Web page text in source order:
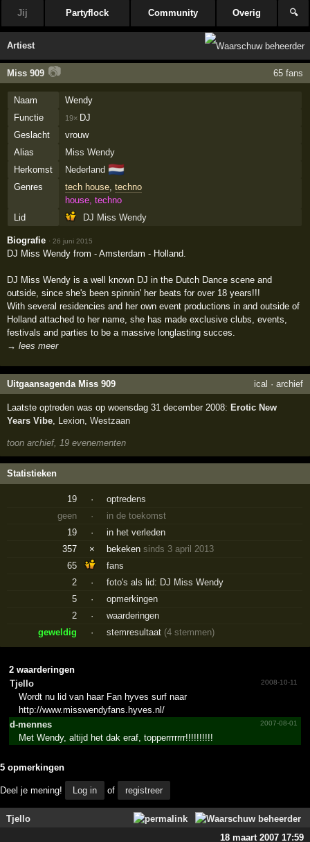
Jij Partyflock Community Overig 🔍
Artiest
Miss 909 📷 65 fans
Naam
Wendy
Functie
19× DJ
Geslacht
vrouw
Alias
Miss Wendy
Herkomst
Nederland 🇳🇱
Genres tech house, techno
house, techno
Lid
DJ Miss Wendy
Biografie ·26 juni 2015
DJ Miss Wendy from - Amsterdam - Holland.
DJ Miss Wendy is a well known DJ in the Dutch Dance scene and
outside, since she's been spinnin' her beats for over 18 years!!!
With several residencies and her own event productions in and outside of
Holland attached to her name, she has made exclusive clubs, events,
festivals and parties to be a massive longlasting succes.
→ lees meer
Uitgaansagenda Miss 909 ical · archief
Laatste optreden was op woensdag 31 december 2008: Erotic New
Years Vibe, Lexion,Westzaan
toon archief, 19 evenementen
Statistieken
19 ·
optredens
geen
·
in de toekomst
19
·
in het verleden
357
× bekekensinds 3 april 2013
65
fans
2
·
foto's als lid: DJ Miss Wendy
5
·
opmerkingen
2
·
waarderingen
geweldig
· stemresultaat (4 stemmen)
2 waarderingen
Tjello
2008-10-11
Wordt nu lid van haar Fan hyves surf naar
http://www.misswendyfans.hyves.nl/
d-mennes
2007-08-01
Met Wendy, altijd het dak eraf, topperrrrrrr!!!!!!!!!!
5 opmerkingen
Deel je mening! Log in of registreer
Tjello
18 maart 2007 17:59